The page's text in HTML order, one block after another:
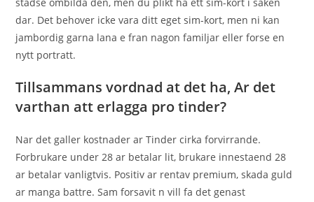
dar. Det behover icke vara ditt eget sim-kort, men ni kan
jambordig garna lana e fran nagon familjar eller forse en
nytt portratt.
Tillsammans vordnad at det ha, Ar det
varthan att erlagga pro tinder?
Nar det galler kostnader ar Tinder cirka forvirrande.
Forbrukare under 28 ar betalar lit, brukare innestaend 28
ar betalar vanligtvis. Positiv ar rentav premium, skada guld
ar manga battre. Sam forsavit n vill fa det genast